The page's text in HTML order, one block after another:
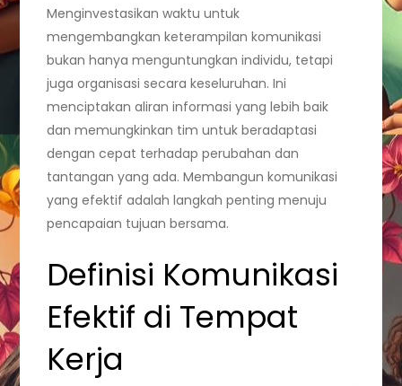
Menginvestasikan waktu untuk
mengembangkan keterampilan komunikasi
bukan hanya menguntungkan individu, tetapi
juga organisasi secara keseluruhan. Ini
menciptakan aliran informasi yang lebih baik
dan memungkinkan tim untuk beradaptasi
dengan cepat terhadap perubahan dan
tantangan yang ada. Membangun komunikasi
yang efektif adalah langkah penting menuju
pencapaian tujuan bersama.
Definisi Komunikasi
Efektif di Tempat
Kerja